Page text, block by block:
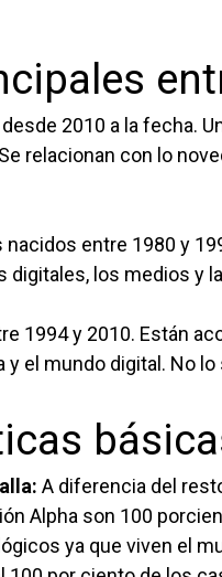
2010 a la fecha.
relacionan con lo
nacidos entre 1980 y
digitales, los medios y
1994 y 2010. Están
el mundo digital. No
A diferencia del
Alpha son 100
ya que viven el